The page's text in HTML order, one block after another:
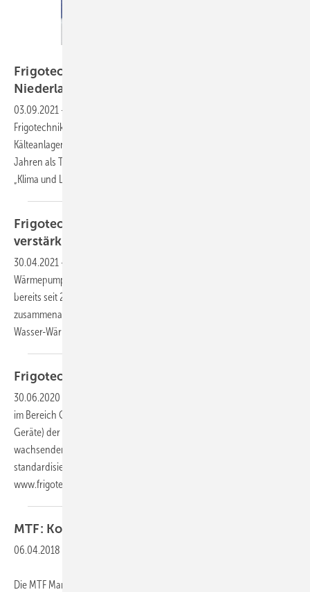
Frigotechnik ➔ Dirk Möller neuer
Niederlassungsleiter
03.09.2021 -
Frigotechnik-Niederlassung Stuttgart (Gerlingen) übernommen. Er ist
Kälteanlagenbauer mit jahrelanger Großhandelserfahrung. Nach acht
Jahren als Techniker bei der GC-Gruppe (SHK), in der Fachabteilung
„Klima und Lüftung“, kam Möller 2010
Frigotechnik: Zusammenarbeit mit Daikin
verstärkt
30.04.2021 -
Wärmepumpen-Programm durch Geräte von Daikin, nachdem man
bereits seit 2020 im Bereich Gewerbekälte (Kälteanlagen von Zanotti)
zusammenarbeitet. Zum Verkaufsstart bilden die Hochtemperatur Luft-
Wasser-Wärmepumpen Daikin Altherma 3 H HAT
Frigotechnik: Partnerschaft mit
30.06.2020
im Bereich Gewerbekälte um Mono- und Bi-Block-Serien (Split-
Geräte) der Daikin-Tochter Zanotti. Damit reagiert man auf den
wachsenden Bedarf, vor allem in der Lebensmittelbranche, an
standardisierten Lösungen für die Gewerbekälte.
www.frigotechnik...
MTF: Kooperation mit
06.04.2018
Die MTF Marken-Distributions GmbH, exklusiver Partner für Samsung